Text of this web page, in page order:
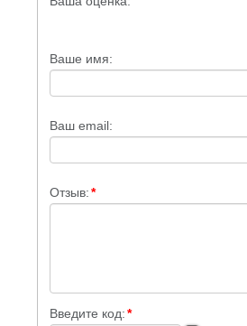
Ваше имя:
Ваш email:
Отзыв:*
Введите код:*